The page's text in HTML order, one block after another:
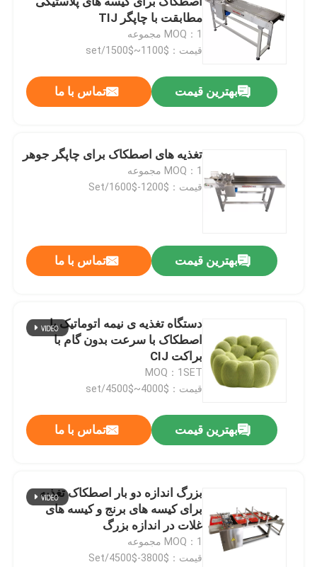
مطابقت با چاپگر TIJ
MOQ：1 مجموعه
قیمت：$1100~$1500/set
بهترین قیمت تماس با ما
تغذیه های اصطکاک برای چاپگر جوهر
MOQ：1 مجموعه
قیمت：$1200-$1600/Set
بهترین قیمت تماس با ما
دستگاه تغذیه ی نیمه اتوماتیک با
اصطکاک با سرعت بدون گام با
براکت CIJ
MOQ：1SET
قیمت：$4000~$4500/set
بهترین قیمت تماس با ما
بزرگ اندازه دو بار اصطکاک تغذیه
برای کیسه های برنج و کیسه های
غلات در اندازه بزرگ
MOQ：1 مجموعه
قیمت：$3800-$4500/Set